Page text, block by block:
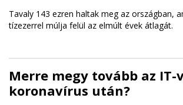
Tavaly 143 ezren haltak meg az országban,
tízezerrel múlja felül az elmúlt évek átlagát.
Merre megy tovább az IT-
koronavírus után?